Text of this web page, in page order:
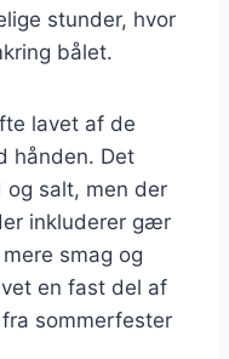
stunder, hvor
bålet.
lavet af de
hånden. Det
salt, men der
inkluderer gær
smag og
en fast del af
sommerfester